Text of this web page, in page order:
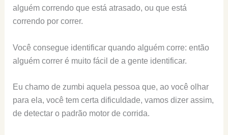
alguém correndo que está atrasado, ou que está
correndo por correr.
Você consegue identificar quando alguém corre: então
alguém correr é muito fácil de a gente identificar.
Eu chamo de zumbi aquela pessoa que, ao você olhar
para ela, você tem certa dificuldade, vamos dizer assim,
de detectar o padrão motor de corrida.